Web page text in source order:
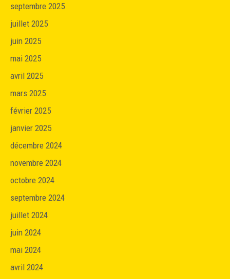
septembre 2025
juillet 2025
juin 2025
mai 2025
avril 2025
mars 2025
février 2025
janvier 2025
décembre 2024
novembre 2024
octobre 2024
septembre 2024
juillet 2024
juin 2024
mai 2024
avril 2024